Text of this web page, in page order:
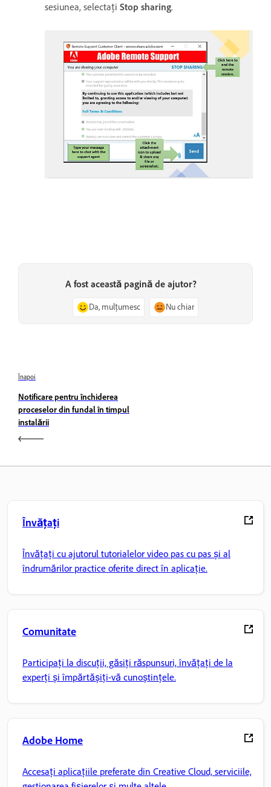
sesiunea, selectați Stop sharing.
A fost această pagină de ajutor?
Da, mulțumesc Nu chiar
Înapoi
Notificare pentru închiderea
proceselor din fundal în timpul
instalării
Învățați
Învățați cu ajutorul tutorialelor video pas cu pas și al
îndrumărilor practice oferite direct în aplicație.
Comunitate
Participați la discuții, găsiți răspunsuri, învățați de la
experți și împărtășiți-vă cunoștințele.
Adobe Home
Accesați aplicațiile preferate din Creative Cloud, serviciile,